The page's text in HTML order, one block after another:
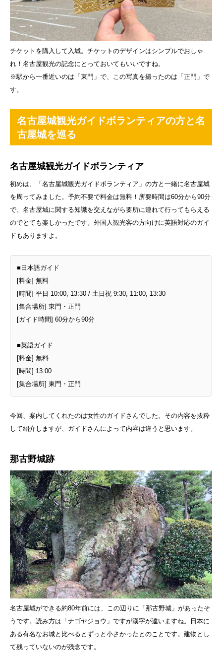
チケットを購入して入城。チケットのデザインはシンプルでおしゃ
れ！名古屋観光の記念にとっておいてもいいですね。
※駅から一番近いのは「東門」で、この写真を撮ったのは「正門」で
す。
名古屋城観光ガイドボランティアの方と名
古屋城を巡る
名古屋城観光ガイドボランティア
初めは、「名古屋城観光ガイドボランティア」の方と一緒に名古屋城
を周ってみました。予約不要で料金は無料！所要時間は60分から90分
で、名古屋城に関する知識を交えながら要所に連れて行ってもらえる
のでとても楽しかったです。外国人観光客の方向けに英語対応のガイ
ドもありますよ。
■日本語ガイド
[料金] 無料
[時間] 平日 10:00, 13:30 / 土日祝 9:30, 11:00, 13:30
[集合場所] 東門・正門
[ガイド時間] 60分から90分
■英語ガイド
[料金] 無料
[時間] 13:00
[集合場所] 東門・正門
今回、案内してくれたのは女性のガイドさんでした。その内容を抜粋
して紹介しますが、ガイドさんによって内容は違うと思います。
那古野城跡
名古屋城ができる約80年前には、この辺りに「那古野城」があったそ
うです。読み方は「ナゴヤジョウ」ですが漢字が違いますね。日本に
ある有名なお城と比べるとずっと小さかったとのことです。建物とし
て残っていないのが残念です。